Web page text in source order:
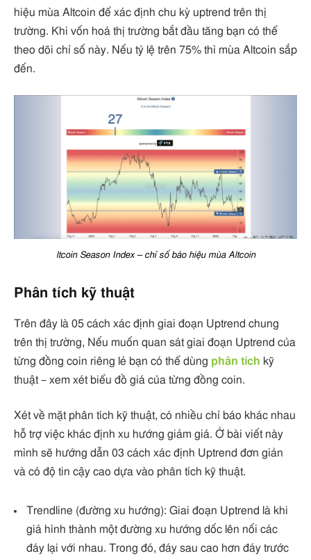
hiệu mùa Altcoin để xác định chu kỳ uptrend trên thị
trường. Khi vốn hoá thị trường bắt đầu tăng bạn có thể
theo dõi chỉ số này. Nếu tỷ lệ trên 75% thì mùa Altcoin sắp
đến.
ltcoin Season Index – chỉ số báo hiệu mùa Altcoin
Phân tích kỹ thuật
Trên đây là 05 cách xác định giai đoạn Uptrend chung
trên thị trường, Nếu muốn quan sát giai đoạn Uptrend của
từng đồng coin riêng lẻ bạn có thể dùng phân tích kỹ
thuật – xem xét biểu đồ giá của từng đồng coin.
Xét về mặt phân tích kỹ thuật, có nhiều chỉ báo khác nhau
hỗ trợ việc khác định xu hướng giảm giá. Ở bài viết này
mình sẽ hướng dẫn 03 cách xác định Uptrend đơn giản
và có độ tin cậy cao dựa vào phân tích kỹ thuật.
Trendline (đường xu hướng): Giai đoạn Uptrend là khi
giá hình thành một đường xu hướng dốc lên nối các
đáy lại với nhau. Trong đó, đáy sau cao hơn đáy trước